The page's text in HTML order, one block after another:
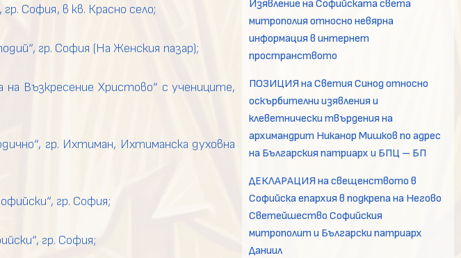
София, в кв. Красно село;
гр. София (На Женския пазар);
Възкресение Христово“ с учениците,
гр. Ихтиман, Ихтиманска духовна
гр. София;
гр. София;
Изявление на Софийската света
митрополия относно невярна
информация в интернет
пространството
ПОЗИЦИЯ на Светия Синод относно
оскърбителни изявления и
клеветнически твърдения на
архимандрит Никанор Мишков по адрес
на Българския патриарх и БПЦ – БП
ДЕКЛАРАЦИЯ на свещенството в
Софийска епархия в подкрепа на Негово
Светейшество Софийския
митрополит и Български патриарх
Даниил